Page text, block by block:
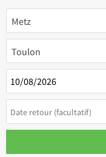
Metz
Toulon